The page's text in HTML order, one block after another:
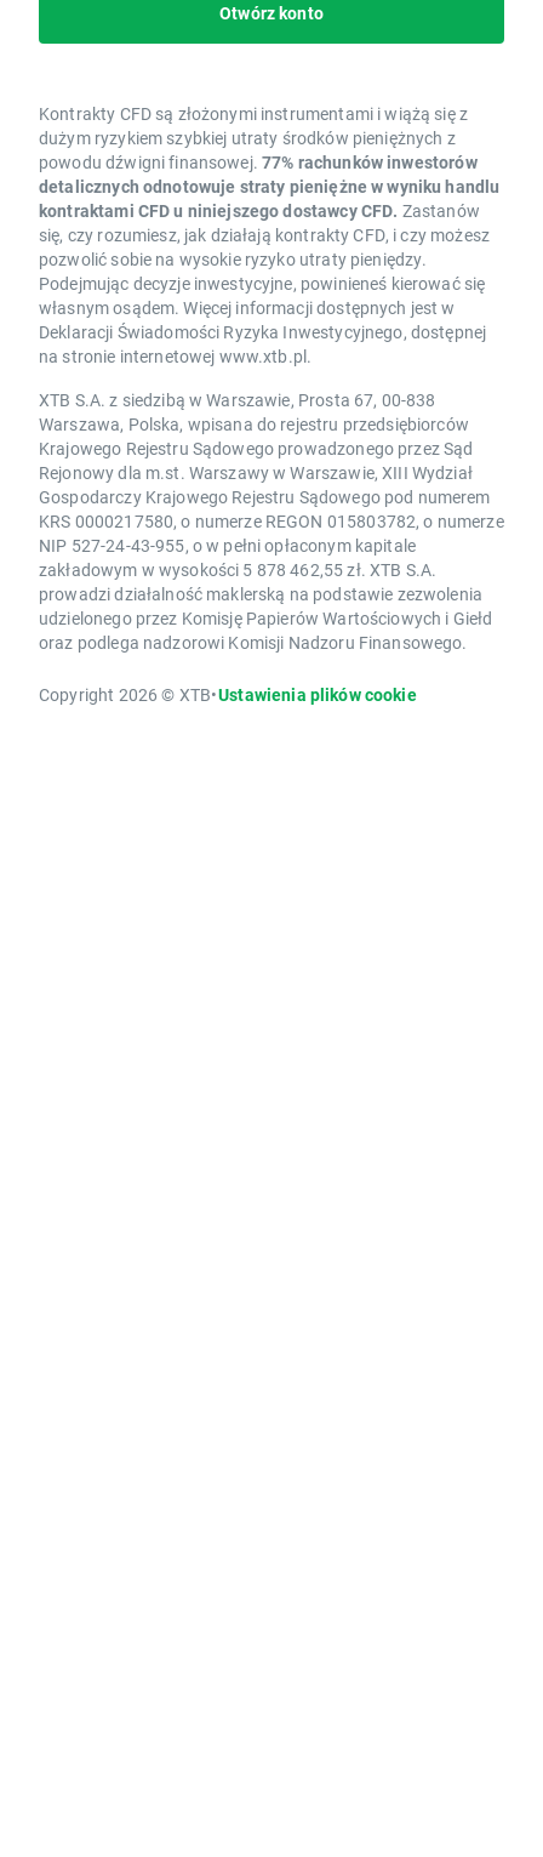
Otwórz konto
Kontrakty CFD są złożonymi instrumentami i wiążą się z
dużym ryzykiem szybkiej utraty środków pieniężnych z
powodu dźwigni finansowej. 77% rachunków inwestorów
detalicznych odnotowuje straty pieniężne w wyniku handlu
kontraktami CFD u niniejszego dostawcy CFD. Zastanów
się, czy rozumiesz, jak działają kontrakty CFD, i czy możesz
pozwolić sobie na wysokie ryzyko utraty pieniędzy.
Podejmując decyzje inwestycyjne, powinieneś kierować się
własnym osądem. Więcej informacji dostępnych jest w
Deklaracji Świadomości Ryzyka Inwestycyjnego, dostępnej
na stronie internetowej www.xtb.pl.
XTB S.A. z siedzibą w Warszawie, Prosta 67, 00-838
Warszawa, Polska, wpisana do rejestru przedsiębiorców
Krajowego Rejestru Sądowego prowadzonego przez Sąd
Rejonowy dla m.st. Warszawy w Warszawie, XIII Wydział
Gospodarczy Krajowego Rejestru Sądowego pod numerem
KRS 0000217580, o numerze REGON 015803782, o numerze
NIP 527-24-43-955, o w pełni opłaconym kapitale
zakładowym w wysokości 5 878 462,55 zł. XTB S.A.
prowadzi działalność maklerską na podstawie zezwolenia
udzielonego przez Komisję Papierów Wartościowych i Giełd
oraz podlega nadzorowi Komisji Nadzoru Finansowego.
Copyright 2026 © XTB•Ustawienia plików cookie